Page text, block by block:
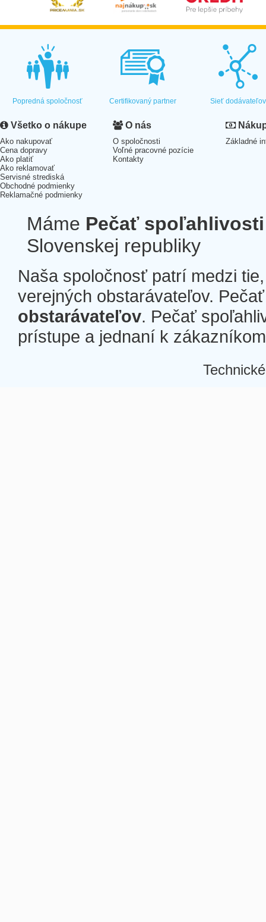
Popredná spoločnosť Certifikovaný partner Sieť dodávateľov
Všetko o nákupe
Ako nakupovať
Cena dopravy
Ako platiť
Ako reklamovať
Servisné strediská
Obchodné podmienky
Reklamačné podmienky
O nás
O spoločnosti
Voľné pracovné pozície
Kontakty
Základné
Máme Pečať spoľahlivosti
Slovenskej republiky
Naša spoločnosť patrí medzi
verejných obstarávateľov.
obstarávateľov. Pečať
prístupe a jednaní k